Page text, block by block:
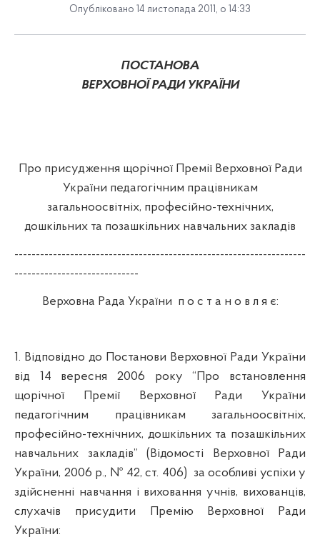
Опубліковано 14 листопада 2011, о 14:33
ПОСТАНОВА
ВЕРХОВНОЇ РАДИ УКРАЇНИ
Про присудження щорічної Премії Верховної Ради
України педагогічним працівникам
загальноосвітніх, професійно-технічних,
дошкільних та позашкільних навчальних закладів
--------------------------------------------------------------------
-----------------------------
Верховна Рада України п о с т а н о в л я є:
1. Відповідно до Постанови Верховної Ради України
від 14 вересня 2006 року “Про встановлення
щорічної Премії Верховної Ради України
педагогічним працівникам загальноосвітніх,
професійно-технічних, дошкільних та позашкільних
навчальних закладів” (Відомості Верховної Ради
України, 2006 р., № 42, ст. 406) за особливі успіхи у
здійсненні навчання і виховання учнів, вихованців,
слухачів присудити Премію Верховної Ради
України: